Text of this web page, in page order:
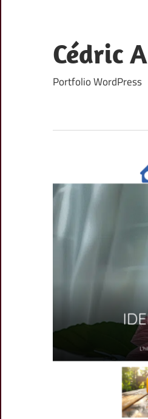
content
Cédric
Portfolio WordPress